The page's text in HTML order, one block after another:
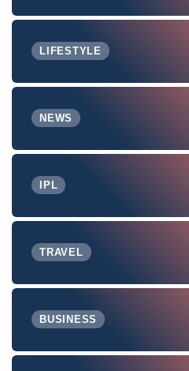
LIFESTYLE
NEWS
IPL
TRAVEL
BUSINESS